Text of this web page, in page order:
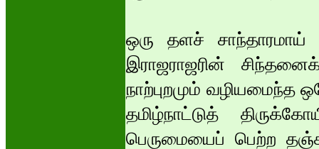
ஒரு தளச் சாந்தாரமாய்
இராஜராஜரின்
நாற்புறமும்
தமிழ்நாட்டுத்
பெருமையைப் பெற்ற